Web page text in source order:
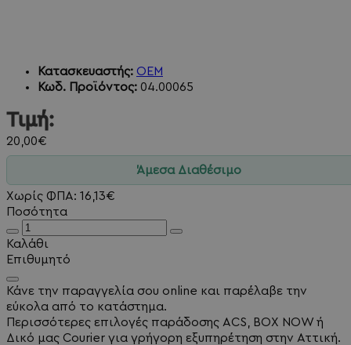
Κατασκευαστής: OEM
Κωδ. Προϊόντος: 04.00065
Τιμή:
20,00€
Άμεσα Διαθέσιμο
Χωρίς ΦΠΑ: 16,13€
Ποσότητα
Καλάθι
Επιθυμητό
Κάνε την παραγγελία σου online και παρέλαβε την
εύκολα από το κατάστημα.
Περισσότερες επιλογές παράδοσης ACS, BOX NOW ή
Δικό μας Courier για γρήγορη εξυπηρέτηση στην Αττική.